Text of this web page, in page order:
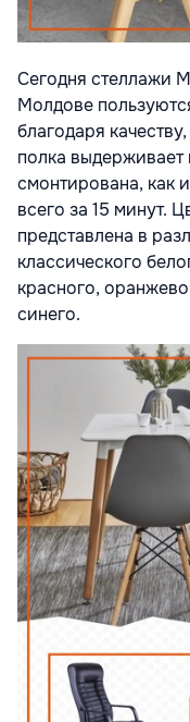
Сегодня стеллажи
Молдове
благодаря
полка выдерживает
смонтирована, как
всего за 15 минут.
представлена в
классического
красного,
синего.